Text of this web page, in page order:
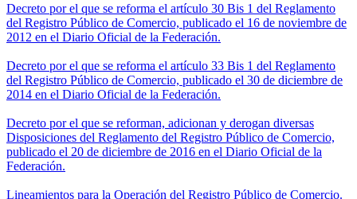
Decreto por el que se reforma el artículo 30 Bis 1 del Reglamento
del Registro Público de Comercio, publicado el 16 de noviembre de
2012 en el Diario Oficial de la Federación.
Decreto por el que se reforma el artículo 33 Bis 1 del Reglamento
del Registro Público de Comercio, publicado el 30 de diciembre de
2014 en el Diario Oficial de la Federación.
Decreto por el que se reforman, adicionan y derogan diversas
Disposiciones del Reglamento del Registro Público de Comercio,
publicado el 20 de diciembre de 2016 en el Diario Oficial de la
Federación.
Lineamientos para la Operación del Registro Público de Comercio.